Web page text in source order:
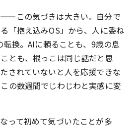
この気づきは大きい。自分で
「抱え込みOS」から、人に委ね
転換。AIに頼ることも、9歳の息
とも、根っこは同じ話だと思
されていないと人を応援できな
の数週間でじわじわと実感に変
って初めて気づいたことが多